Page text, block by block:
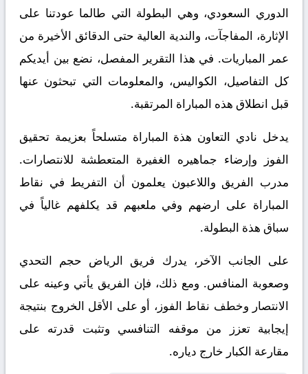
الدوري السعودي، وهي البطولة التي طالما عودتنا على
الإثارة، المفاجآت، والندية العالية حتى الدقائق الأخيرة من
عمر المباريات. في هذا التقرير المفصل، نضع بين أيديكم
كل التفاصيل، الكواليس، والمعلومات التي تبحثون عنها
قبل انطلاق هذه المباراة المرتقبة.
يدخل نادي التعاون هذة المباراة متسلحاً بعزيمة تحقيق
الفوز وإرضاء جماهيره الغفيرة المتعطشة للانتصارات.
مدرب الفريق واللاعبون يعلمون أن التفريط في نقاط
المباراة على ارضهم وفي ملعبهم قد يكلفهم غالياً في
سباق هذة البطولة.
على الجانب الآخر، يدرك فريق الرياض حجم التحدي
وصعوبة المنافس. ومع ذلك، فإن الفريق يأتي وعينه على
الانتصار وخطف نقاط الفوز، أو على الأقل الخروج بنتيجة
إيجابية تعزز من موقفه التنافسي وتثبت قدرته على
مقارعة الكبار خارج دياره.